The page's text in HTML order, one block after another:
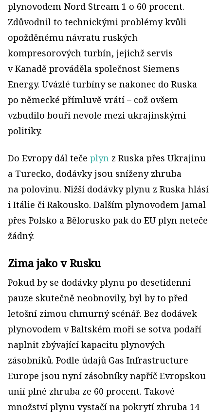
plynovodem Nord Stream 1 o 60 procent.
Zdůvodnil to technickými problémy kvůli
opožděnému návratu ruských
kompresorových turbín, jejichž servis
v Kanadě prováděla společnost Siemens
Energy. Uvázlé turbíny se nakonec do Ruska
po německé přímluvě vrátí – což ovšem
vzbudilo bouři nevole mezi ukrajinskými
politiky.
Do Evropy dál teče plyn z Ruska přes Ukrajinu
a Turecko, dodávky jsou sníženy zhruba
na polovinu. Nižší dodávky plynu z Ruska hlásí
i Itálie či Rakousko. Dalším plynovodem Jamal
přes Polsko a Bělorusko pak do EU plyn neteče
žádný.
Zima jako v Rusku
Pokud by se dodávky plynu po desetidenní
pauze skutečně neobnovily, byl by to před
letošní zimou chmurný scénář. Bez dodávek
plynovodem v Baltském moři se sotva podaří
naplnit zbývající kapacitu plynových
zásobníků. Podle údajů Gas Infrastructure
Europe jsou nyní zásobníky napříč Evropskou
unií plné zhruba ze 60 procent. Takové
množství plynu vystačí na pokrytí zhruba 14